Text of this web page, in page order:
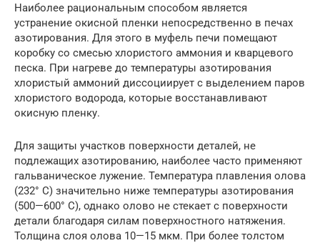
Наиболее рациональным способом является
устранение окисной пленки непосредственно в печах
азотирования. Для этого в муфель печи помещают
коробку со смесью хлористого аммония и кварцевого
песка. При нагреве до температуры азотирования
хлористый аммоний диссоциирует с выделением паров
хлористого водорода, которые восстанавливают
окисную пленку.
Для защиты участков поверхности деталей, не
подлежащих азотированию, наиболее часто применяют
гальваническое лужение. Температура плавления олова
(232° С) значительно ниже температуры азотирования
(500—600° С), однако олово не стекает с поверхности
детали благодаря силам поверхностного натяжения.
Толщина слоя олова 10—15 мкм. При более толстом